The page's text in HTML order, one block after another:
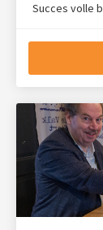
Succes volle